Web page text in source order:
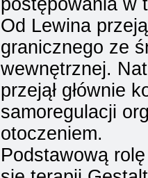
Od Lewina
granicznego ze
wewnętrznej.
przejął głównie
samoregulacji
otoczeniem.
Podstawową